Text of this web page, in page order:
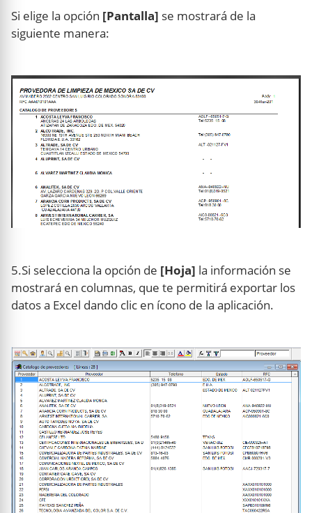
Si elige la opción [Pantalla] se mostrará de la
siguiente manera:
5.Si selecciona la opción de [Hoja] la información se
mostrará en columnas, que te permitirá exportar los
datos a Excel dando clic en ícono de la aplicación.